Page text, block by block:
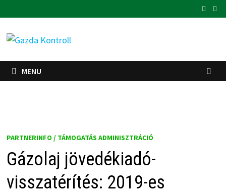
to
content
MENU
PARTNERINFO / TÁMOGATÁS ADMINISZTRÁCIÓ
Gázolaj jövedékiadó-
visszatérítés: 2019-es